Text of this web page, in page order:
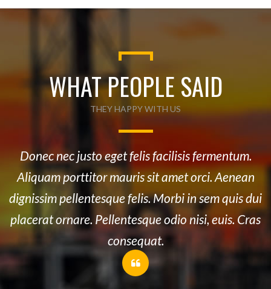
WHAT PEOPLE SAID
THEY HAPPY WITH US
Donec nec justo eget felis facilisis fermentum.
Aliquam porttitor mauris sit amet orci. Aenean
dignissim pellentesque felis. Morbi in sem quis dui
placerat ornare. Pellentesque odio nisi, euis. Cras
consequat.